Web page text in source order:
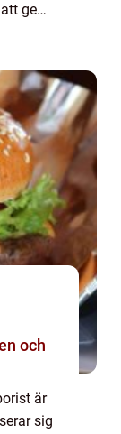
ge
är
sig